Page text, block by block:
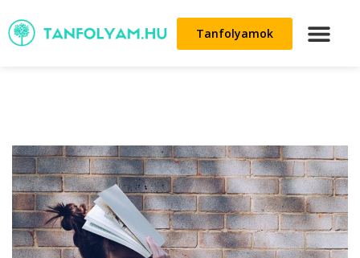
Tanfolyamok